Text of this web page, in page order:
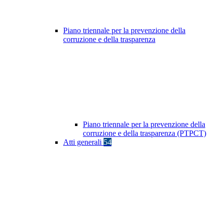
Piano triennale per la prevenzione della
corruzione e della trasparenza
Piano triennale per la prevenzione della
corruzione e della trasparenza (PTPCT)
Atti generali 54